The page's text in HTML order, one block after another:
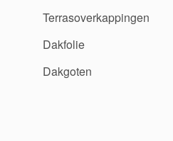
Terrasoverkappingen
Dakfolie
Dakgoten